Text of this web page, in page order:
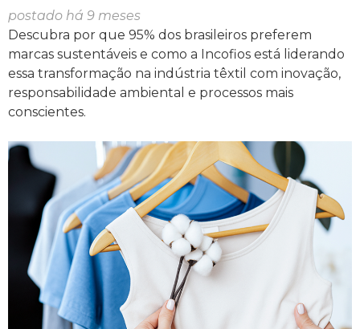
postado há 9 meses
Descubra por que 95% dos brasileiros preferem
marcas sustentáveis e como a Incofios está liderando
essa transformação na indústria têxtil com inovação,
responsabilidade ambiental e processos mais
conscientes.